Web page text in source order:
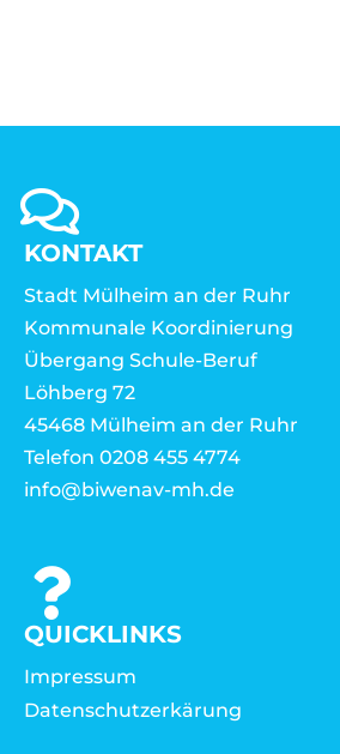
KONTAKT
Stadt Mülheim an der Ruhr
Kommunale Koordinierung
Übergang Schule-Beruf
Löhberg 72
45468 Mülheim an der Ruhr
Telefon 0208 455 4774
info@biwenav-mh.de
QUICKLINKS
Impressum
Datenschutzerkärung